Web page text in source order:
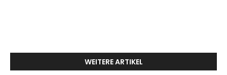
WEITERE ARTIKEL